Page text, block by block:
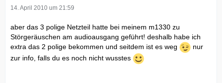
14. April 2010 um 21:59
aber das 3 polige Netzteil hatte bei meinem m1330 zu
Störgeräuschen am audioausgang geführt! deshalb habe ich
extra das 2 polige bekommen und seitdem ist es weg
nur
zur info, falls du es noch nicht wusstes